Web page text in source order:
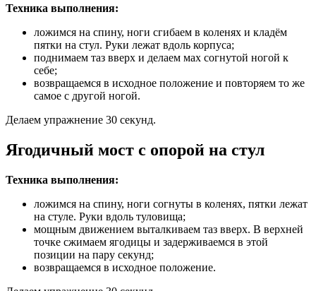
Техника выполнения:
ложимся на спину, ноги сгибаем в коленях и кладём
пятки на стул. Руки лежат вдоль корпуса;
поднимаем таз вверх и делаем мах согнутой ногой к
себе;
возвращаемся в исходное положение и повторяем то же
самое с другой ногой.
Делаем упражнение 30 секунд.
Ягодичный мост с опорой на стул
Техника выполнения:
ложимся на спину, ноги согнуты в коленях, пятки лежат
на стуле. Руки вдоль туловища;
мощным движением выталкиваем таз вверх. В верхней
точке сжимаем ягодицы и задерживаемся в этой
позиции на пару секунд;
возвращаемся в исходное положение.